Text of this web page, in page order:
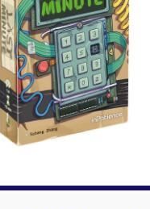
Naruto Mythos
Autres
Tapis de jeu